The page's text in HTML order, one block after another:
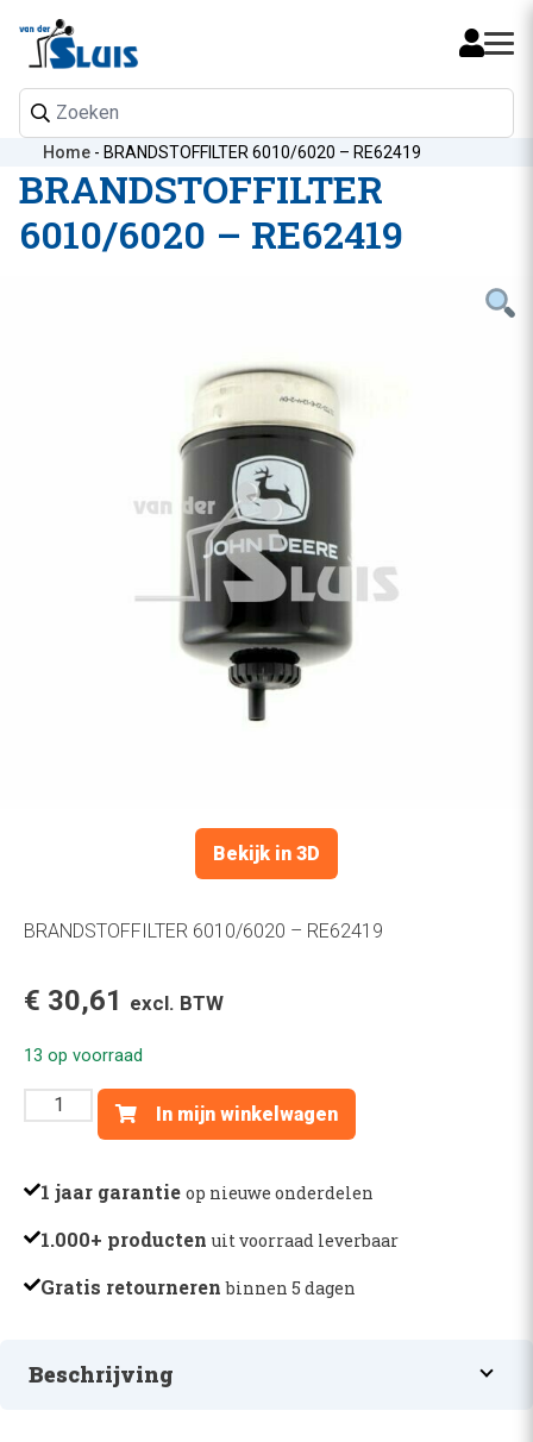
Mijn
Home - BRANDSTOFFILTER 6010/6020 – RE62419
BRANDSTOFFILTER
6010/6020 – RE62419
Bekijk in 3D
BRANDSTOFFILTER 6010/6020 – RE62419
€ 30,61 excl. BTW
13 op voorraad
BRANDSTOFFILTER
6010/6020
RE62419
In mijn winkelwagen
1 jaar garantie op nieuwe onderdelen
1.000+ producten uit voorraad leverbaar
Gratis retournerenbinnen 5 dagen
Beschrijving